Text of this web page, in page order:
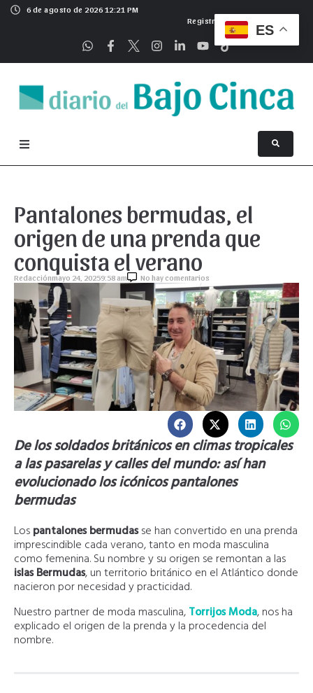
6 de agosto de 2026 12:21 PM
Registrarse
Pantalones bermudas, el
origen de una prenda que
conquista el verano
Redacciónmayo 24, 20259:58 am No hay comentarios
De los soldados británicos en climas tropicales
a las pasarelas y calles del mundo: así han
evolucionado los icónicos pantalones
bermudas
Lospantalones bermudasse han convertido en una prenda
imprescindible cada verano, tanto en moda masculina
como femenina. Su nombre y su origen se remontan a las
islas Bermudas, un territorio británico en el Atlántico donde
nacieron por necesidad y practicidad.
Nuestro partner de moda masculina,Torrijos Moda, nos ha
explicado el origen de la prenda y la procedencia del
nombre.
ES